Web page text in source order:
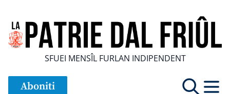
SFUEI MENSÎL FURLAN INDIPENDENT
Aboniti